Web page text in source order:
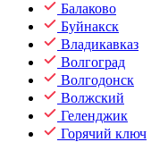
Балаково
Буйнакск
Владикавказ
Волгоград
Волгодонск
Волжский
Геленджик
Горячий ключ